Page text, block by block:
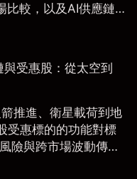
比較，以及AI供應鏈
參考。
受惠股：從太空到
推進、衛星載荷到地
受惠標的的功能對標
險與跨市場波動傳